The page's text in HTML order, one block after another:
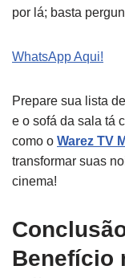
por lá; basta
WhatsApp Aqui!
Prepare sua lista
e o sofá da sala tá
como o Warez TV
transformar suas
cinema!
Benefício